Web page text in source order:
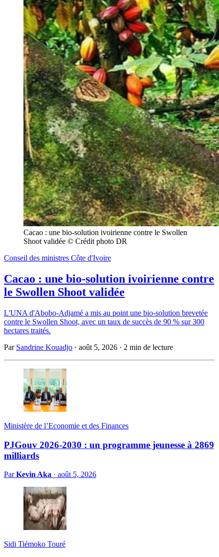
Cacao : une bio-solution ivoirienne contre le Swollen
Shoot validée © Crédit photo DR
Conseil des ministres Côte d'Ivoire
Cacao : une bio-solution ivoirienne contre
le Swollen Shoot validée
L'UNA d'Abobo-Adjamé a mis au point une bio-solution brevetée
contre le Swollen Shoot, avec un taux de succès de 90 % sur 300
hectares traités.
Par Sandrine Kouadjo · août 5, 2026 · 2 min de lecture
Ministère de l’Economie et des Finances
PJGouv 2026-2030 : un programme jeunesse à 2869
milliards
ParKevin Aka · août 5, 2026
Sidi Tiémoko Touré